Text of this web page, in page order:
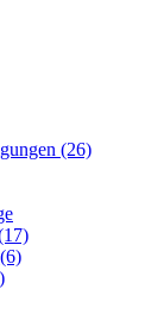
(26)